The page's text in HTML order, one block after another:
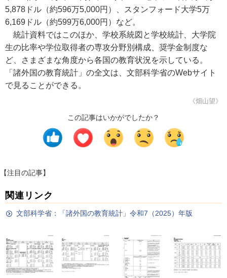
5,878ドル（約596万5,000円）、スタンフォード大学5万
6,169ドル（約599万6,000円）など。
統計資料ではこのほか、学校系統図と学校統計、大学院
生の比率や学位取得者の専攻分野別構成、奨学金制度な
ど、さまざまな角度から各国の教育状況を示している。
「諸外国の教育統計」の全文は、文部科学省のWebサイト
で見ることができる。
《畑山望》
この記事はいかがでしたか？
【注目の記事】
関連リンク
文部科学省：「諸外国の教育統計」令和7（2025）年版